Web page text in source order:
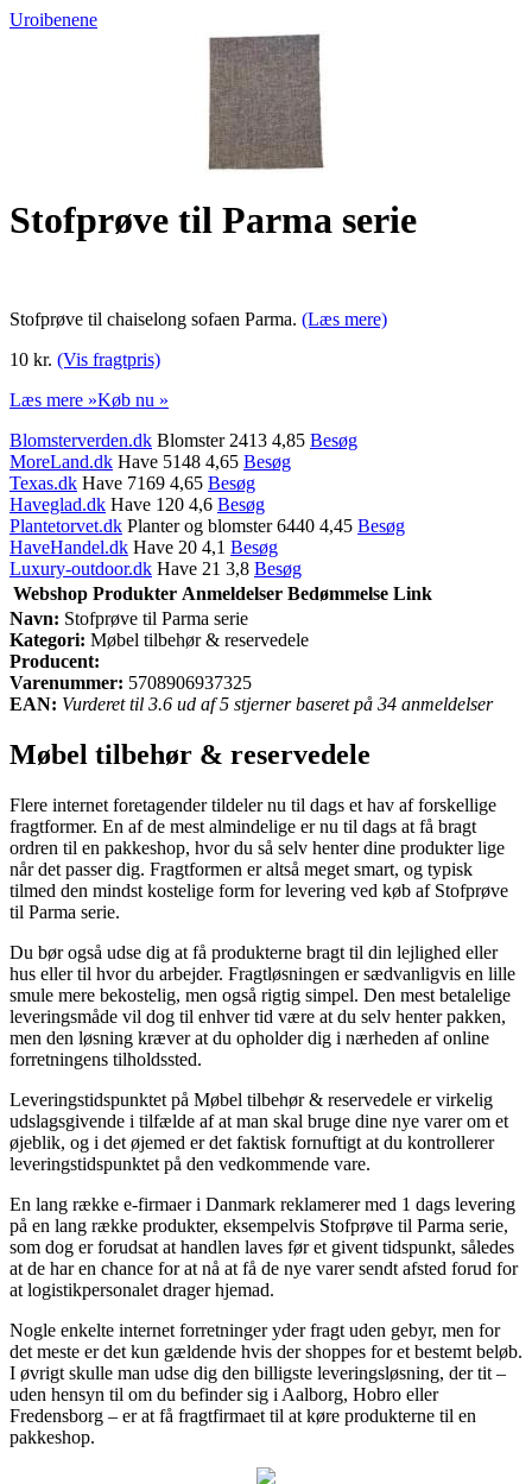
Uroibenene
Stofprøve til Parma serie
Stofprøve til chaiselong sofaen Parma. (Læs mere)
10 kr. (Vis fragtpris)
Læs mere »Køb nu »
Blomsterverden.dk Blomster 2413 4,85 Besøg
MoreLand.dk Have 5148 4,65 Besøg
Texas.dk Have 7169 4,65 Besøg
Haveglad.dk Have 120 4,6 Besøg
Plantetorvet.dk Planter og blomster 6440 4,45 Besøg
HaveHandel.dk Have 20 4,1 Besøg
Luxury-outdoor.dk Have 21 3,8 Besøg
Webshop Produkter Anmeldelser Bedømmelse Link
Navn: Stofprøve til Parma serie
Kategori: Møbel tilbehør & reservedele
Producent:
Varenummer: 5708906937325
EAN: Vurderet til 3.6 ud af 5 stjerner baseret på 34 anmeldelser
Møbel tilbehør & reservedele
Flere internet foretagender tildeler nu til dags et hav af forskellige
fragtformer. En af de mest almindelige er nu til dags at få bragt
ordren til en pakkeshop, hvor du så selv henter dine produkter lige
når det passer dig. Fragtformen er altså meget smart, og typisk
tilmed den mindst kostelige form for levering ved køb af Stofprøve
til Parma serie.
Du bør også udse dig at få produkterne bragt til din lejlighed eller
hus eller til hvor du arbejder. Fragtløsningen er sædvanligvis en lille
smule mere bekostelig, men også rigtig simpel. Den mest betalelige
leveringsmåde vil dog til enhver tid være at du selv henter pakken,
men den løsning kræver at du opholder dig i nærheden af online
forretningens tilholdssted.
Leveringstidspunktet på Møbel tilbehør & reservedele er virkelig
udslagsgivende i tilfælde af at man skal bruge dine nye varer om et
øjeblik, og i det øjemed er det faktisk fornuftigt at du kontrollerer
leveringstidspunktet på den vedkommende vare.
En lang række e-firmaer i Danmark reklamerer med 1 dags levering
på en lang række produkter, eksempelvis Stofprøve til Parma serie,
som dog er forudsat at handlen laves før et givent tidspunkt, således
at de har en chance for at nå at få de nye varer sendt afsted forud for
at logistikpersonalet drager hjemad.
Nogle enkelte internet forretninger yder fragt uden gebyr, men for
det meste er det kun gældende hvis der shoppes for et bestemt beløb.
I øvrigt skulle man udse dig den billigste leveringsløsning, der tit –
uden hensyn til om du befinder sig i Aalborg, Hobro eller
Fredensborg – er at få fragtfirmaet til at køre produkterne til en
pakkeshop.